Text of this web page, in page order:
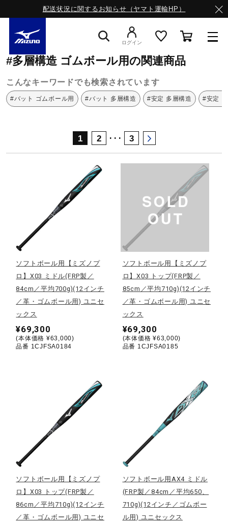
配送状況に関するお知らせ（ヤマト運輸HP）
ライフスタイルウエア
ランニング
サッカー／フットサル
トレーニング
ゴルフ
スイム
テニス／ソフトテニス
バドミントン
陸上競技
卓球
ログイン
ミズノ公式オンライン ゴムボール用
#多層構造 ゴムボール用の関連商品
こんなキーワードでも検索されています
#バット ゴムボール用 #バット 多層構造 #安定 多層構造 #安定
1 2 ･･･ 3
ソフトボール用【ミズノプ
ロ】X03 ミドル(FRP製／
84cm／平均700g)(12インチ
／革・ゴムボール用) ユニセ
ックス
¥69,300
(本体価格 ¥63,000)
品番 1CJFSA0184
ソフトボール用【ミズノプ
ロ】X03 トップ(FRP製／
85cm／平均710g)(12インチ
／革・ゴムボール用) ユニセ
ックス
¥69,300
(本体価格 ¥63,000)
品番 1CJFSA0185
ソフトボール用【ミズノプ
ロ】X03 トップ(FRP製／
86cm／平均710g)(12インチ
／革・ゴムボール用) ユニセ
ソフトボール用AX4 ミドル
(FRP製／84cm／平均650、
710g)(12インチ／ゴムボー
ル用) ユニセックス